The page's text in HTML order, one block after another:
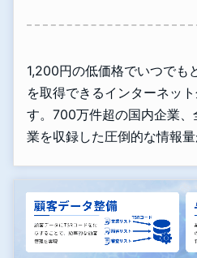
1,200円の低価格でいつでも
を取得できるインターネッ
す。700万件超の国内企業
業を収録した圧倒的な情報量